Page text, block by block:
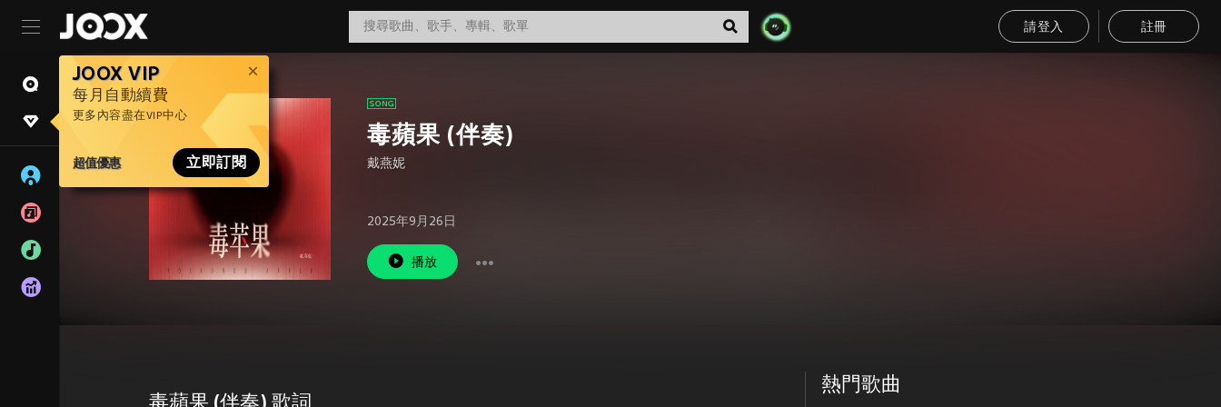
請登入 註冊
JOOX VIP
每月自動續費
更多內容盡在VIP中心
超值優惠 立即訂閱
毒蘋果 (伴奏)
戴燕妮
2025年9月26日
播放
熱門歌曲